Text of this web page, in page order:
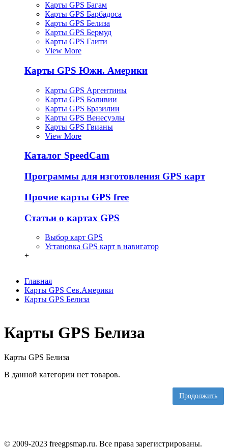
Карты GPS Багам
Карты GPS Барбадоса
Карты GPS Белиза
Карты GPS Бермуд
Карты GPS Гаити
View More
Карты GPS Южн. Америки
Карты GPS Аргентины
Карты GPS Боливии
Карты GPS Бразилии
Карты GPS Венесуэлы
Карты GPS Гвианы
View More
Каталог SpeedCam
Программы для изготовления GPS карт
Прочие карты GPS free
Статьи о картах GPS
Выбор карт GPS
Установка GPS карт в навигатор
+
Главная
Карты GPS Сев.Америки
Карты GPS Белиза
Карты GPS Белиза
Карты GPS Белиза
В данной категории нет товаров.
Продолжить
© 2009-2023 freegpsmap.ru. Все права зарегистрированы.